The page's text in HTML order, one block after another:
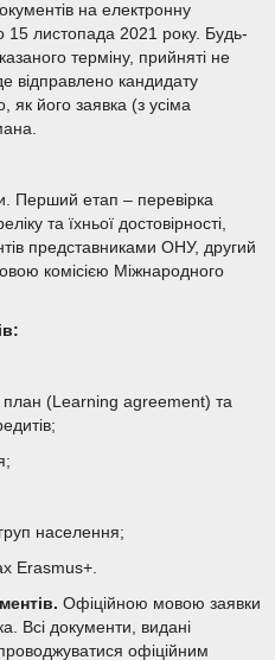
на електронну
15 листопада 2021 року. Будь-
терміну, прийняті не
відправлено кандидату
як його заявка (з усіма
Перший етап – перевірка
та їхньої достовірності,
представниками ОНУ, другий
комісією Міжнародного
(Learning agreement) та
населення;
Erasmus+.
. Офіційною мовою заявки
Всі документи, видані
офіційним